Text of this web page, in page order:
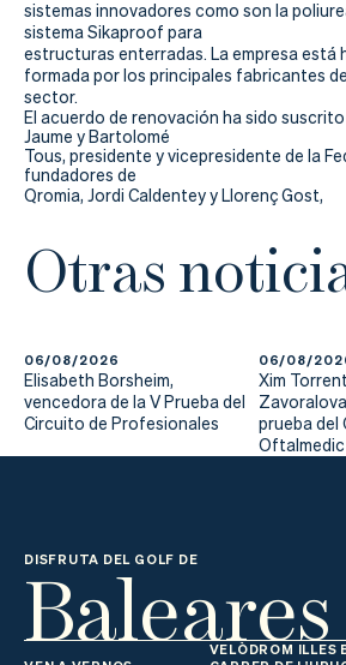
sistemas innovadores como son la
sistema Sikaproof para
estructuras enterradas. La empresa está
formada por los principales fabricantes del
sector.
El acuerdo de renovación ha sido
Jaume y Bartolomé
Tous, presidente y vicepresidente de la
fundadores de
Qromia, Jordi Caldentey y Llorenç Gost,
Otras
06/08/2026
Elisabeth Borsheim,
vencedora de la V Prueba del
Circuito de Profesionales
06/08/
Xim
Zavoralova
prueba del
Oftalmedic
DISFRUTA DEL GOLF DE
Baleares
VELÒDROM ILLES